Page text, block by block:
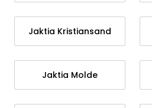
Jaktia Kristiansand
Jaktia Molde